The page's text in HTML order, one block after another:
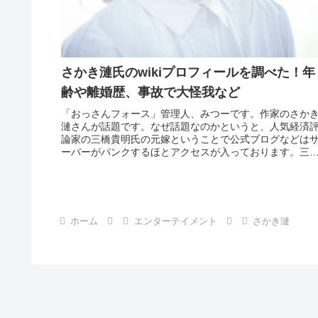
さかき漣氏のwikiプロフィールを調べた！年
齢や離婚歴、事故で大怪我など
「おっさんフォース」管理人、みつーです。作家のさかき
漣さんが話題です。なぜ話題なのかというと、人気経済
論家の三橋貴明氏の元嫁ということで公式ブログなどは
ーバーがパンクするほとアクセスが入っております。三橋
ホーム エンターテイメント さかき漣